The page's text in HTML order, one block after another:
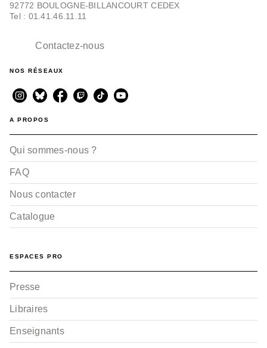
92772 BOULOGNE-BILLANCOURT CEDEX
Tel : 01.41.46.11.11
Contactez-nous
NOS RÉSEAUX
A PROPOS
Qui sommes-nous ?
FAQ
Nous contacter
Catalogue
ESPACES PRO
Presse
Libraires
Enseignants